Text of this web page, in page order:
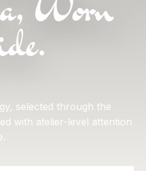
selected through the
with atelier-level attention